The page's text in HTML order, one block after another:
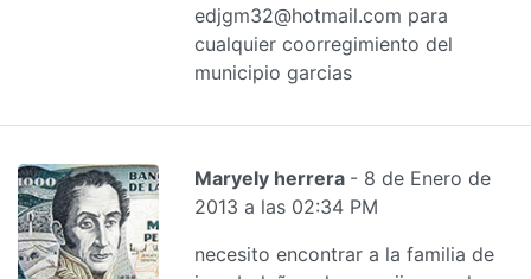
edjgm32@hotmail.com para
cualquier coorregimiento del
municipio garcias
Maryely herrera - 8 de Enero de
2013 a las 02:34 PM
necesito encontrar a la familia de